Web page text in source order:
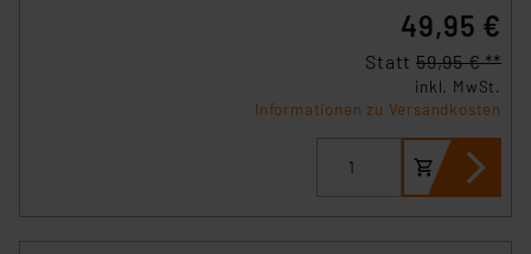
49,95 €
Statt 59,95 € **
inkl. MwSt.
Informationen zu Versandkosten